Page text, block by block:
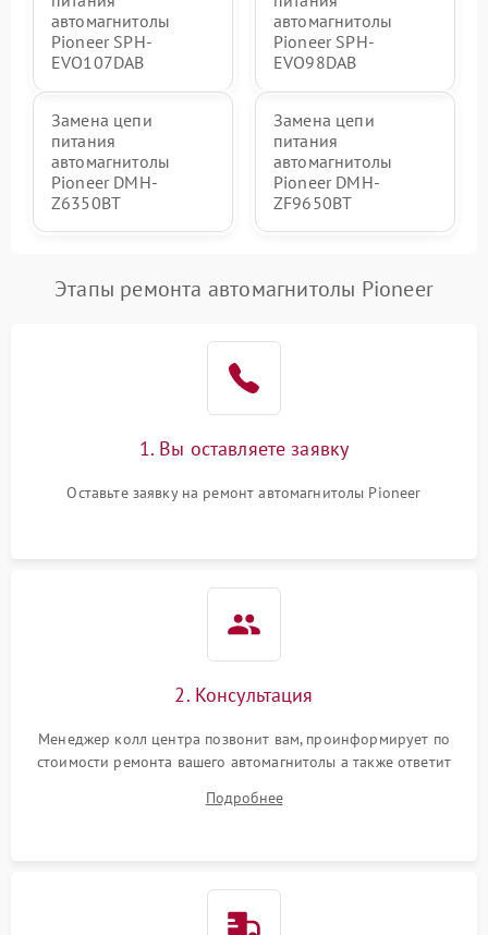
автомагнитолы
Pioneer SPH-
EVO107DAB
автомагнитолы
Pioneer SPH-
EVO98DAB
Замена цепи
питания
автомагнитолы
Pioneer DMH-
Z6350BT
Замена цепи
питания
автомагнитолы
Pioneer DMH-
ZF9650BT
Этапы ремонта автомагнитолы Pioneer
1. Вы оставляете заявку
Оставьте заявку на ремонт автомагнитолы Pioneer
2. Консультация
Менеджер колл центра позвонит вам, проинформирует по
стоимости ремонта вашего автомагнитолы а также ответит
Подробнее